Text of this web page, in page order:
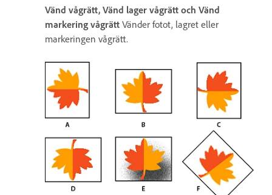
Vänd vågrätt, Vänd lager vågrätt och Vänd
markering vågrätt Vänder fotot, lagret eller
markeringen vågrätt.